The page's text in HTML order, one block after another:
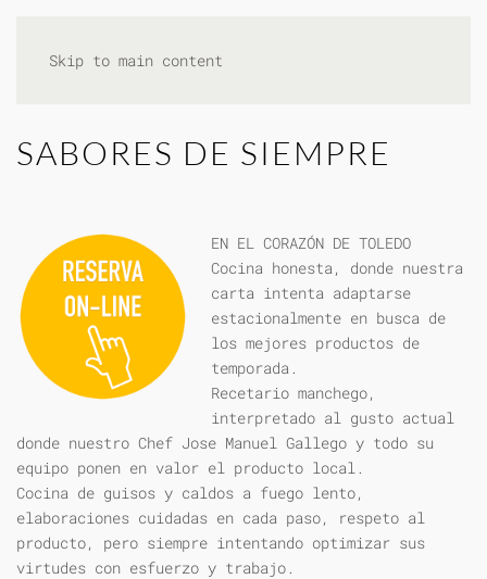
Skip to main content
SABORES DE SIEMPRE
EN EL CORAZÓN DE TOLEDO
Cocina honesta, donde nuestra
carta intenta adaptarse
estacionalmente en busca de
los mejores productos de
temporada.
Recetario manchego,
interpretado al gusto actual
donde nuestro Chef Jose Manuel Gallego y todo su
equipo ponen en valor el producto local.
Cocina de guisos y caldos a fuego lento,
elaboraciones cuidadas en cada paso, respeto al
producto, pero siempre intentando optimizar sus
virtudes con esfuerzo y trabajo.